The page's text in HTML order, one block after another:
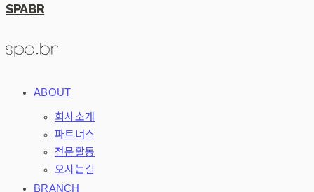
SPABR
ABOUT
회사소개
파트너스
전문활동
오시는길
BRANCH